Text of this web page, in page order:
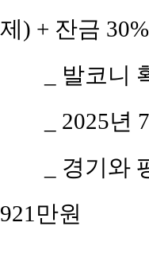
제) + 잔금 30%
_ 발코니
_ 2025
_ 경기와
921만원